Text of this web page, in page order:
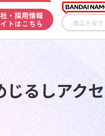
・採用情報
トはこちら
じるしアクセ